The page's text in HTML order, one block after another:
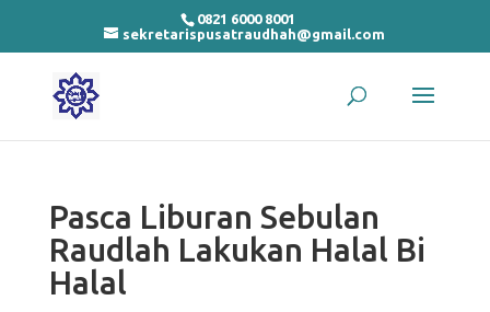
0821 6000 8001
sekretarispusatraudhah@gmail.com
Pasca Liburan Sebulan
Raudlah Lakukan Halal Bi
Halal